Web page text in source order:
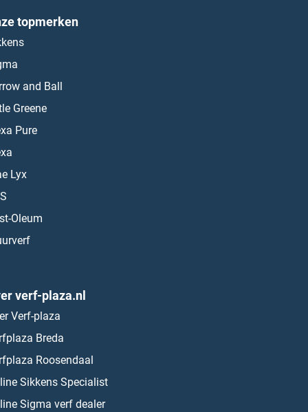
topmerken
and Ball
Greene
Pure
Lyx
Oleum
verf-plaza.nl
Verf-plaza
Breda
Roosendaal
Sikkens Specialist
Sigma verf dealer